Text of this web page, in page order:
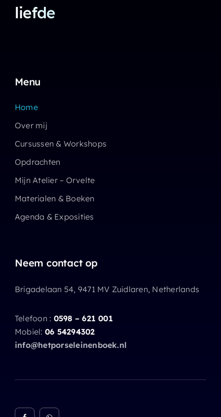
liefde
Menu
Home
Over mij
Cursussen & Workshops
Opdrachten
Mijn Atelier – Orvelte
Materialen & Boeken
Agenda & Exposities
Neem contact op
Brigadelaan 54, 9471 MV Zuidlaren, Netherlands
Telefoon : 0598 – 621 001
Mobiel: 06 54294302
info@hetporseleinenboek.nl